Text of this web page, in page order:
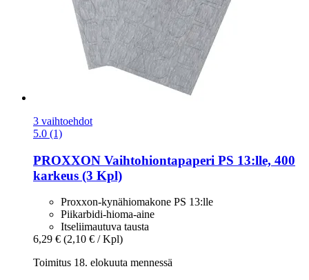
3 vaihtoehdot
5.0 (1)
PROXXON Vaihtohiontapaperi PS 13:lle, 400
karkeus (3 Kpl)
Proxxon-kynähiomakone PS 13:lle
Piikarbidi-hioma-aine
Itseliimautuva tausta
6,29 € (2,10 € / Kpl)
Toimitus 18. elokuuta mennessä